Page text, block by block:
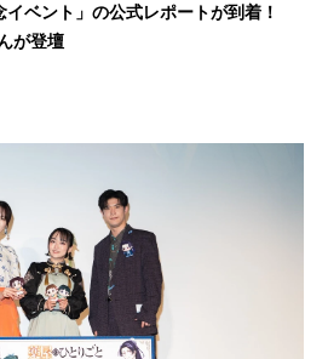
イベント」の公式レポートが到着！
が登壇